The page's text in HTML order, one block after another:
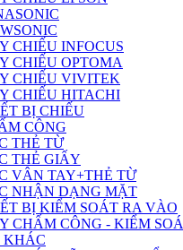
CHIẾU INFOCUS
CHIẾU OPTOMA
CHIẾU VIVITEK
CHIẾU HITACHI
BỊ CHIẾU
CÔNG
THẺ TỪ
THẺ GIẤY
VÂN TAY+THẺ TỪ
NHẬN DẠNG MẶT
BỊ KIỂM SOÁT RA VÀO
CHẤM CÔNG - KIỂM
KHÁC